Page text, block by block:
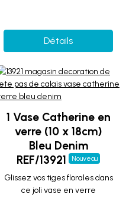
Détails
1 Vase Catherine en
verre (10 x 18cm)
Bleu Denim
REF/13921
Nouveau
Glissez vos tiges florales dans
ce joli vase en verre